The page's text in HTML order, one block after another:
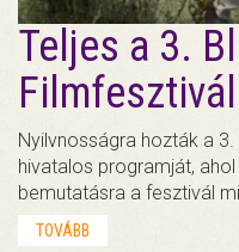
Teljes a 3.
Nyilvnosságra hozták a
hivatalos programját,
bemutatásra a fesztivál
TOVÁBB